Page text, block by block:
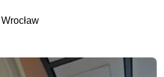
Wrocław